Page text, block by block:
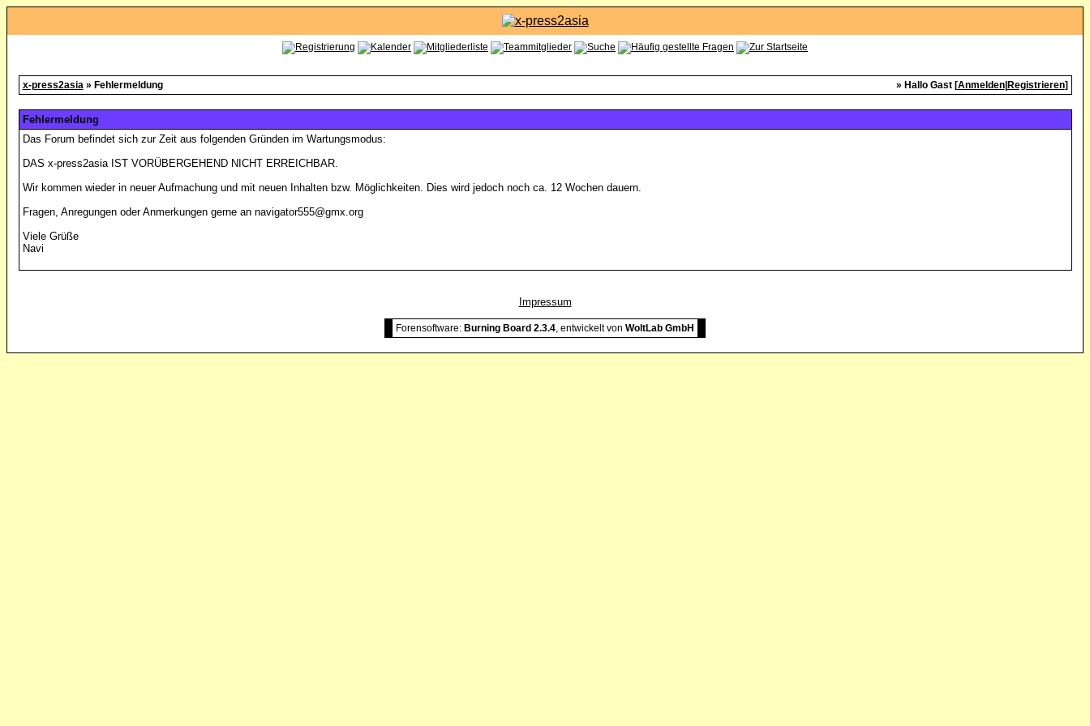
x-press2asia» Fehlermeldung » Hallo Gast [Anmelden| Registrieren]
Fehlermeldung
Das Forum befindet sich zur Zeit aus folgenden Gründen im Wartungsmodus:
DAS x-press2asia IST VORÜBERGEHEND NICHT ERREICHBAR.
Wir kommen wieder in neuer Aufmachung und mit neuen Inhalten bzw. Möglichkeiten. Dies wird jedoch noch ca. 12 Wochen dauern.
Fragen, Anregungen oder Anmerkungen gerne an navigator555@gmx.org
Viele Grüße
Navi
Impressum
Forensoftware: Burning Board 2.3.4, entwickelt von WoltLab GmbH